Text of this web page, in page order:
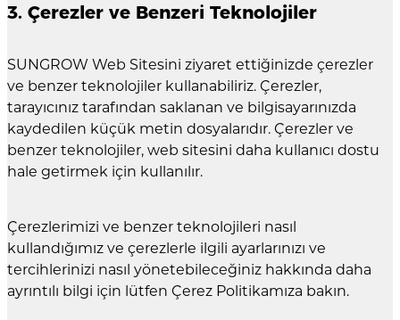
3. Çerezler ve Benzeri Teknolojiler
SUNGROW Web Sitesini ziyaret ettiğinizde çerezler
ve benzer teknolojiler kullanabiliriz. Çerezler,
tarayıcınız tarafından saklanan ve bilgisayarınızda
kaydedilen küçük metin dosyalarıdır. Çerezler ve
benzer teknolojiler, web sitesini daha kullanıcı dostu
hale getirmek için kullanılır.
Çerezlerimizi ve benzer teknolojileri nasıl
kullandığımız ve çerezlerle ilgili ayarlarınızı ve
tercihlerinizi nasıl yönetebileceğiniz hakkında daha
ayrıntılı bilgi için lütfen Çerez Politikamıza bakın.